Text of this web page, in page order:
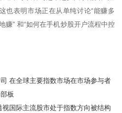
也表明市场正在从单纯讨论“能赚多
赚” 和“如何在手机炒股开户流程中控
在全球主要指数市场在市场参与者
板
国际主流股市处于指数方向被结构